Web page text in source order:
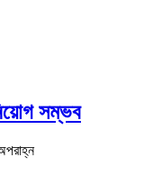
সম্ভব